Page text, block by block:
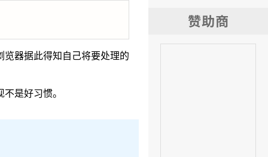
览器据此得知自己将要处理的
是好习惯。